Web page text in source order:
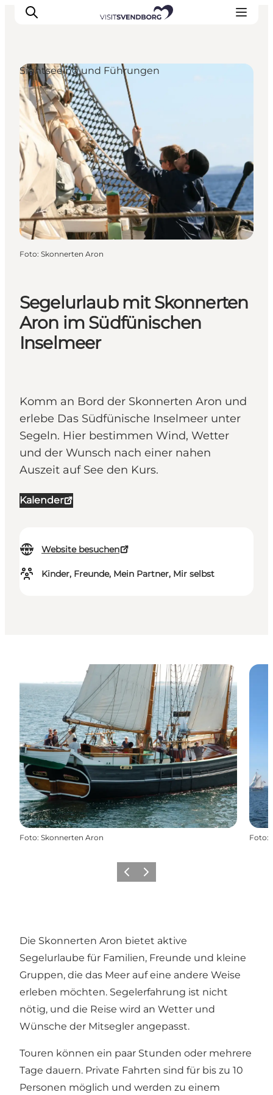
Veranstaltungen
Essen und Trinken
Shopping in Svendborg
Übernachtung
Den Urlaub planen
Segelurlaub mit Skonnerten
Aron im Südfünischen
Inselmeer
Komm an Bord der Skonnerten Aron und
erlebe Das Südfünische Inselmeer unter
Segeln. Hier bestimmen Wind, Wetter
und der Wunsch nach einer nahen
Auszeit auf See den Kurs.
Kalender
Website besuchen
Kinder, Freunde, Mein Partner, Mir selbst
Sightseeing und Führungen
Foto: Skonnerten Aron
Foto: Skonnerten Aron Foto:
Vorherige Folie
Nächste Folie
Die Skonnerten Aron bietet aktive
Segelurlaube für Familien, Freunde und kleine
Gruppen, die das Meer auf eine andere Weise
erleben möchten. Segelerfahrung ist nicht
nötig, und die Reise wird an Wetter und
Wünsche der Mitsegler angepasst.
Touren können ein paar Stunden oder mehrere
Tage dauern. Private Fahrten sind für bis zu 10
Personen möglich und werden zu einem